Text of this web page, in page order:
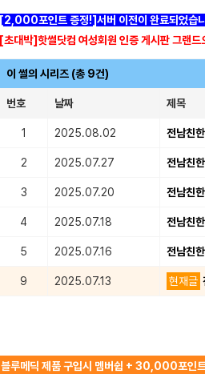
[2,000포인트 증정!]서버 이전이 완료되었습
[초대박]핫썰닷컴 여성회원 인증 게시판 그랜드
이 썰의 시리즈 (총 9건)
번호 날짜 제목
1 2025.08.02 전남친
2 2025.07.27 전남친
3 2025.07.20 전남친
4 2025.07.18 전남친
5 2025.07.16 전남친
9 2025.07.13 현재글
블루메딕 제품 구입시 멤버쉽 + 30,000포인